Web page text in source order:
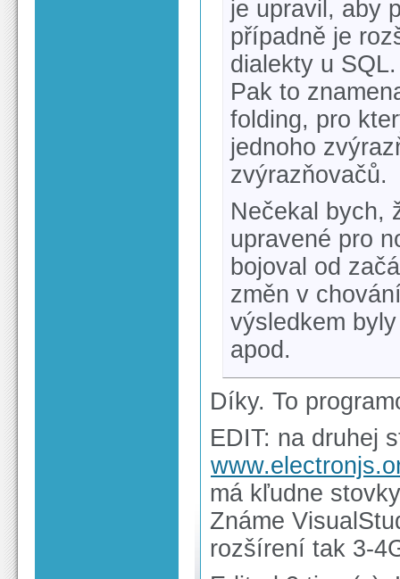
je upravil, aby
případně je
dialekty u SQL.
Pak to
folding, pro
jednoho
zvýrazňovačů.
Nečekal bych,
upravené pro
bojoval od
změn v
výsledkem
apod.
Díky. To
EDIT: na druhej
má kľudne
Známe
rozšírení tak 3-